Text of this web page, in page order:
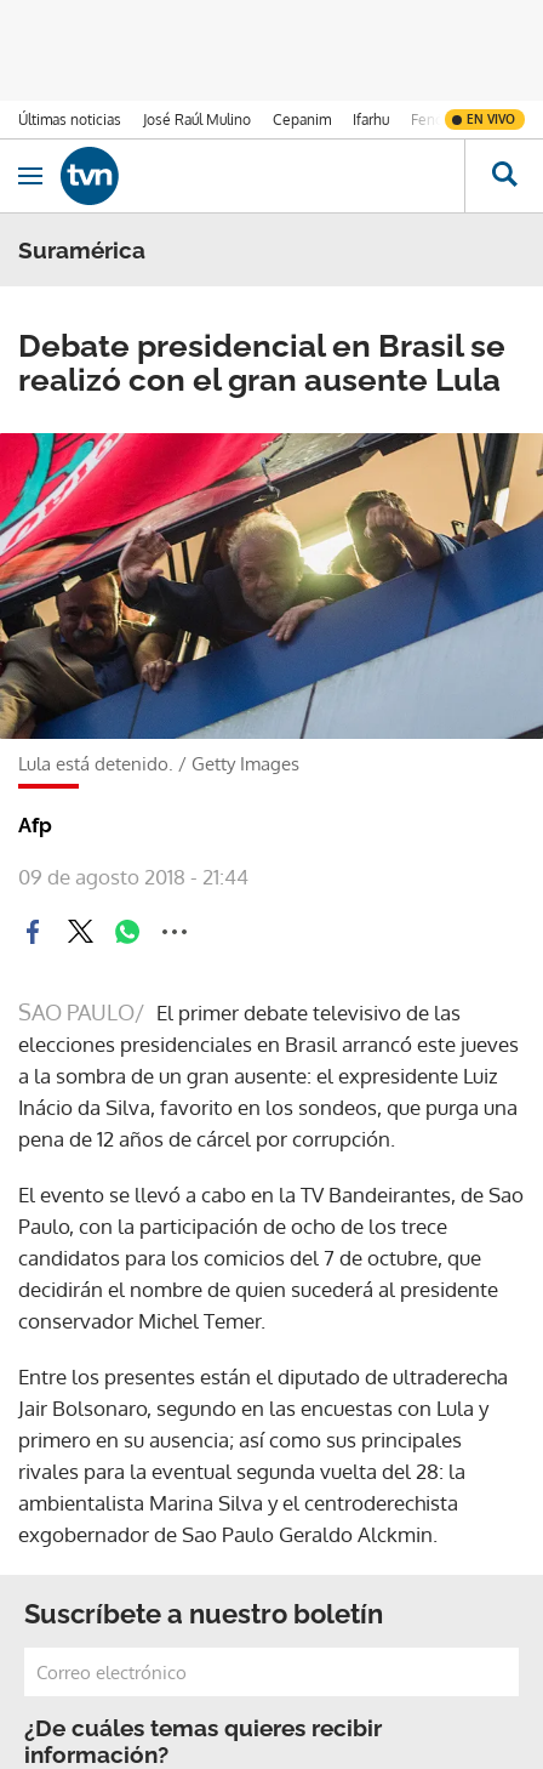
Últimas noticias José Raúl Mulino Cepanim Ifarhu Fenómeno de El
EN VIVO
Ir al contenido
Obrir navegació
Suramérica
Debate presidencial en Brasil se
realizó con el gran ausente Lula
Lula está detenido. / Getty Images
Afp
09 de agosto 2018 - 21:44
SAO PAULO/ El primer debate televisivo de las
elecciones presidenciales en Brasil arrancó este jueves
a la sombra de un gran ausente: el expresidente Luiz
Inácio da Silva, favorito en los sondeos, que purga una
pena de 12 años de cárcel por corrupción.
El evento se llevó a cabo en la TV Bandeirantes, de Sao
Paulo, con la participación de ocho de los trece
candidatos para los comicios del 7 de octubre, que
decidirán el nombre de quien sucederá al presidente
conservador Michel Temer.
Entre los presentes están el diputado de ultraderecha
Jair Bolsonaro, segundo en las encuestas con Lula y
primero en su ausencia; así como sus principales
rivales para la eventual segunda vuelta del 28: la
ambientalista Marina Silva y el centroderechista
exgobernador de Sao Paulo Geraldo Alckmin.
Suscríbete a nuestro boletín
¿De cuáles temas quieres recibir
información?